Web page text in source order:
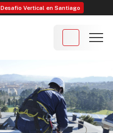
Desafío Vertical en Santiago